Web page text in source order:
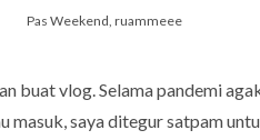
Pas Weekend, ruammeee
buat vlog. Selama pandemi
masuk, saya ditegur satpam